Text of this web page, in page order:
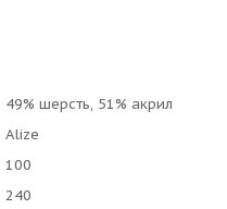
49% шерсть, 51% акрил
Alize
100
240